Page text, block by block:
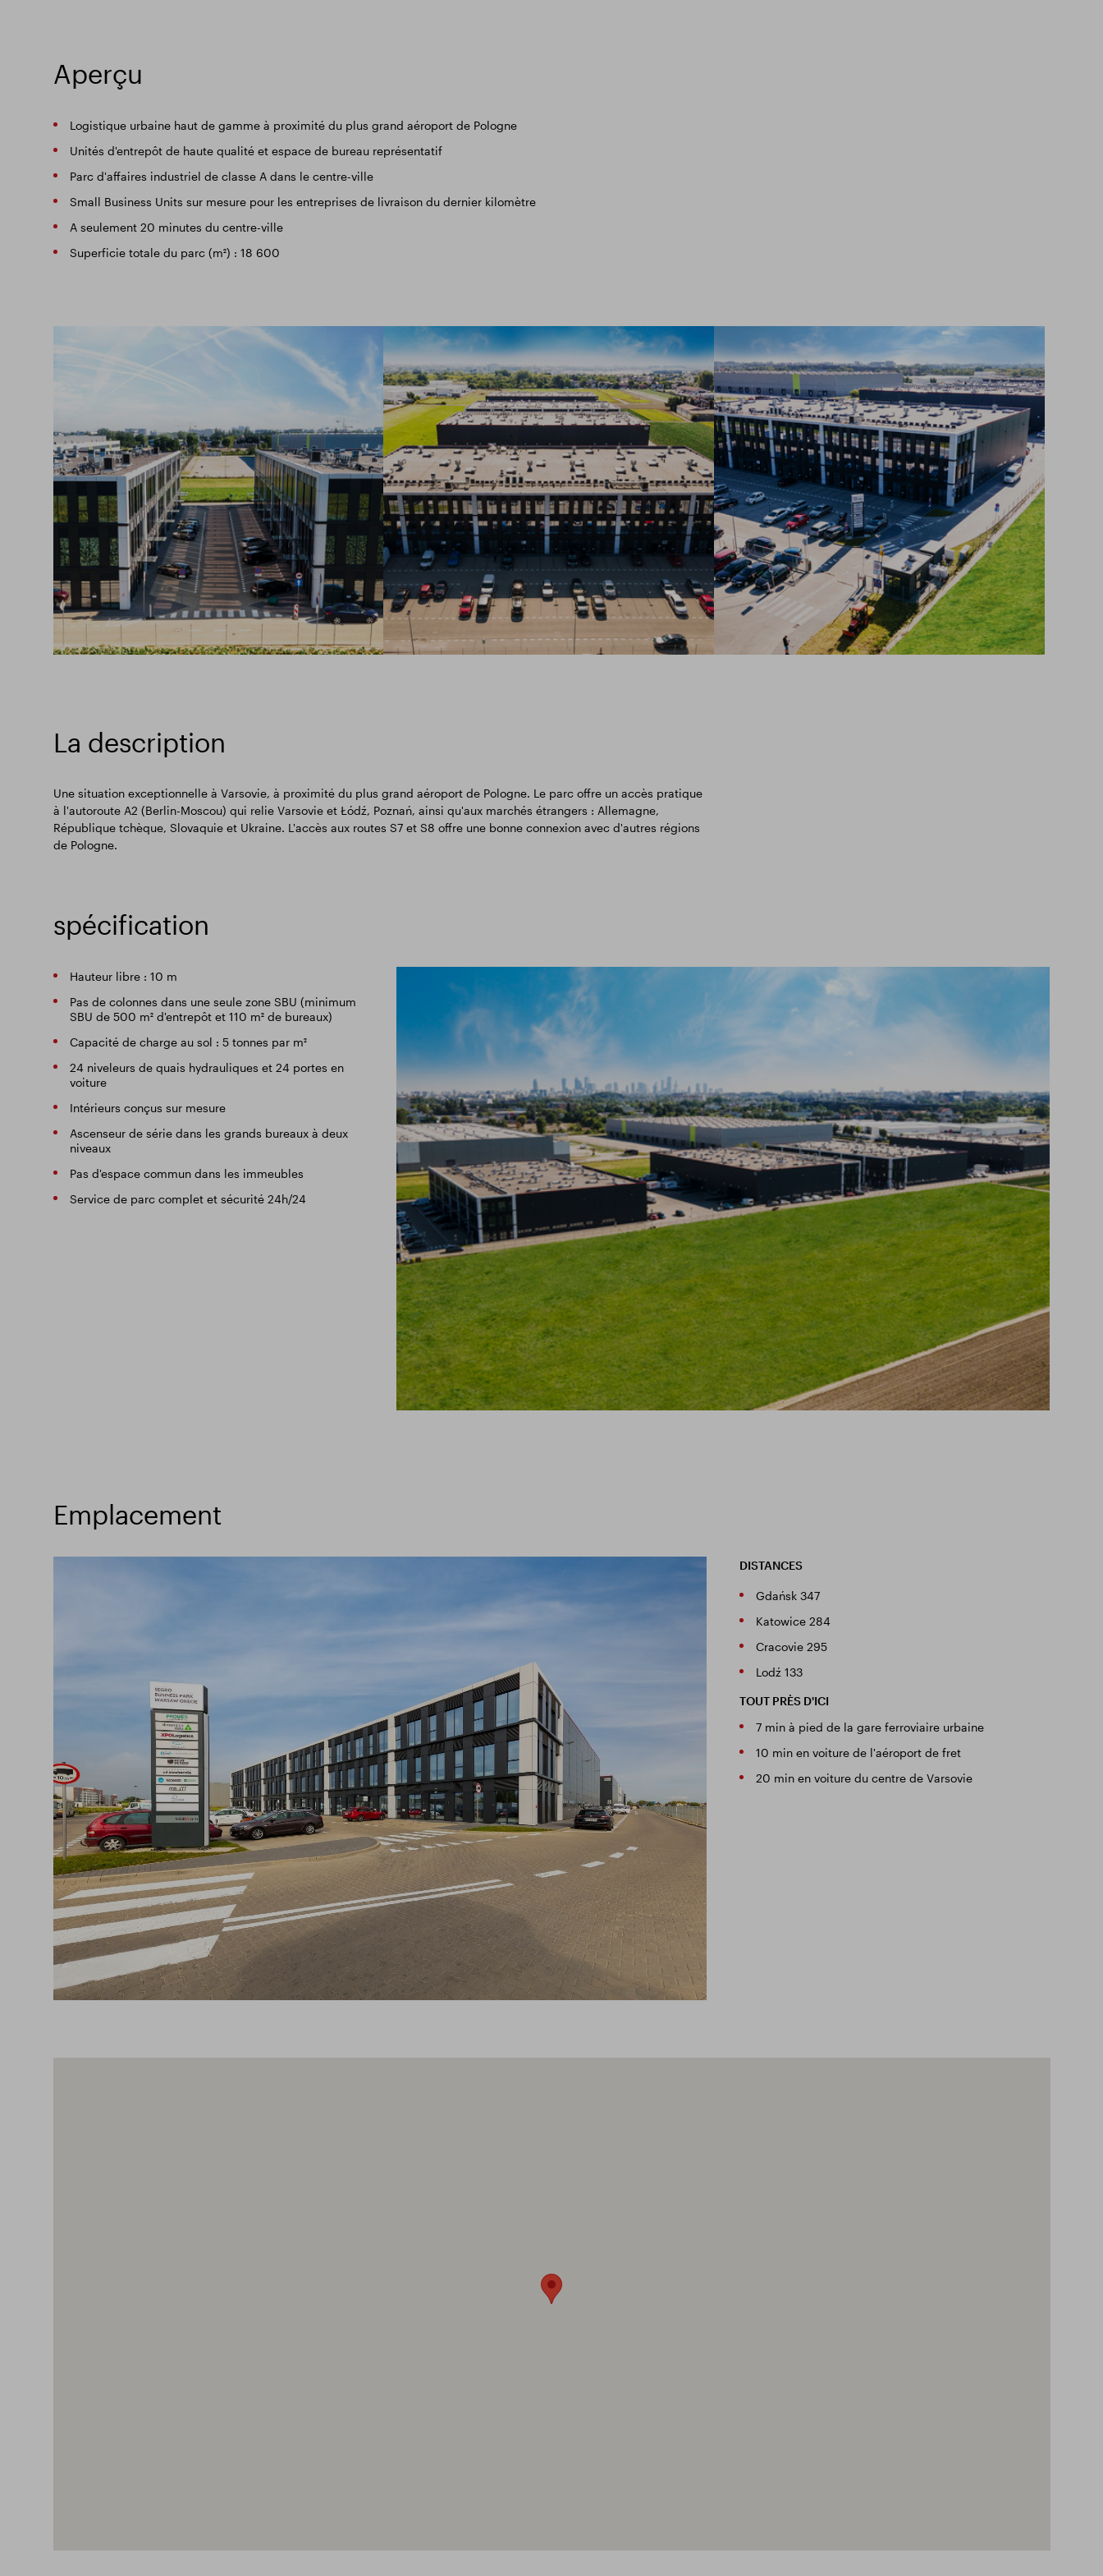
Aperçu
Logistique urbaine haut de gamme à proximité du plus grand aéroport de Pologne
Unités d'entrepôt de haute qualité et espace de bureau représentatif
Parc d'affaires industriel de classe A dans le centre-ville
Small Business Units sur mesure pour les entreprises de livraison du dernier kilomètre
A seulement 20 minutes du centre-ville
Superficie totale du parc (m²) : 18 600
La description
Une situation exceptionnelle à Varsovie, à proximité du plus grand aéroport de Pologne. Le parc offre un accès pratique
à l'autoroute A2 (Berlin-Moscou) qui relie Varsovie et Łódź, Poznań, ainsi qu'aux marchés étrangers : Allemagne,
République tchèque, Slovaquie et Ukraine. L'accès aux routes S7 et S8 offre une bonne connexion avec d'autres régions
de Pologne.
spécification
Hauteur libre : 10 m
Pas de colonnes dans une seule zone SBU (minimum
SBU de 500 m² d'entrepôt et 110 m² de bureaux)
Capacité de charge au sol : 5 tonnes par m²
24 niveleurs de quais hydrauliques et 24 portes en
voiture
Intérieurs conçus sur mesure
Ascenseur de série dans les grands bureaux à deux
niveaux
Pas d'espace commun dans les immeubles
Service de parc complet et sécurité 24h/24
Emplacement
DISTANCES
Gdańsk 347
Katowice 284
Cracovie 295
Lodź 133
TOUT PRÈS D'ICI
7 min à pied de la gare ferroviaire urbaine
10 min en voiture de l'aéroport de fret
20 min en voiture du centre de Varsovie